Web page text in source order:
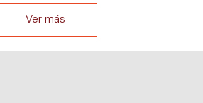
Ver más